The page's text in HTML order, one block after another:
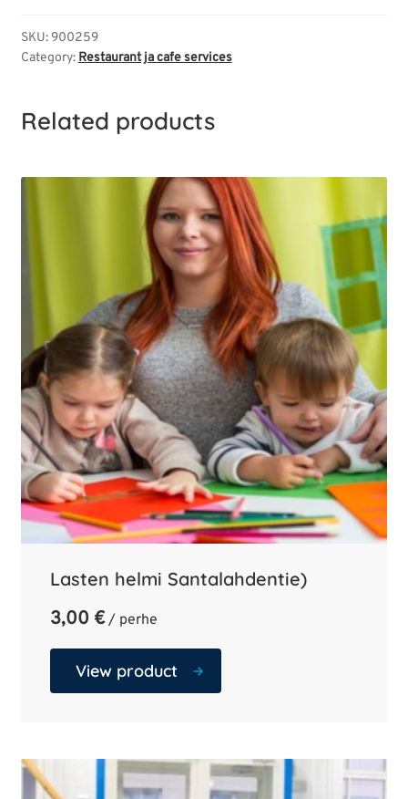
SKU:900259
Category: Restaurant ja cafe services
Related products
Lasten helmi Santalahdentie)
3,00 € / perhe
View product